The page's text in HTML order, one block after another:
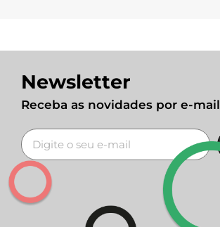
Newsletter
Receba as novidades por e-mail